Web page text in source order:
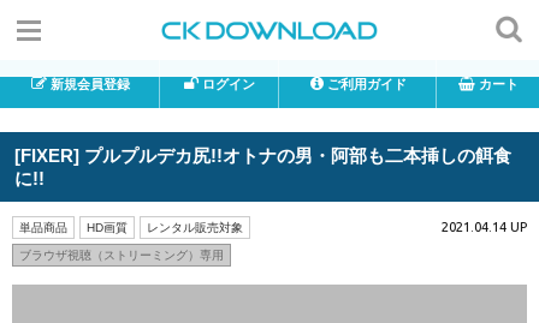
新規会員登録 ログイン ご利用ガイド カート
[FIXER] プルプルデカ尻!!オトナの男・阿部も二本挿しの餌食
に!!
単品商品 HD画質 レンタル販売対象
ブラウザ視聴（ストリーミング）専用
2021.04.14 UP